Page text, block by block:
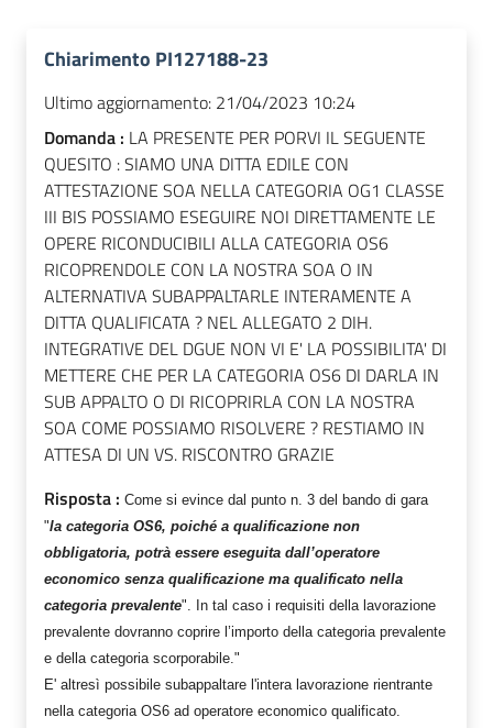
Chiarimento PI127188-23
Ultimo aggiornamento: 21/04/2023 10:24
Domanda : LA PRESENTE PER PORVI IL SEGUENTE
QUESITO : SIAMO UNA DITTA EDILE CON
ATTESTAZIONE SOA NELLA CATEGORIA OG1 CLASSE
III BIS POSSIAMO ESEGUIRE NOI DIRETTAMENTE LE
OPERE RICONDUCIBILI ALLA CATEGORIA OS6
RICOPRENDOLE CON LA NOSTRA SOA O IN
ALTERNATIVA SUBAPPALTARLE INTERAMENTE A
DITTA QUALIFICATA ? NEL ALLEGATO 2 DIH.
INTEGRATIVE DEL DGUE NON VI E' LA POSSIBILITA' DI
METTERE CHE PER LA CATEGORIA OS6 DI DARLA IN
SUB APPALTO O DI RICOPRIRLA CON LA NOSTRA
SOA COME POSSIAMO RISOLVERE ? RESTIAMO IN
ATTESA DI UN VS. RISCONTRO GRAZIE
Risposta : Come si evince dal punto n. 3 del bando di gara
"la categoria OS6, poiché a qualificazione non
obbligatoria, potrà essere eseguita dall’operatore
economico senza qualificazione ma qualificato nella
categoria prevalente". In tal caso i requisiti della lavorazione
prevalente dovranno coprire l’importo della categoria prevalente
e della categoria scorporabile."
E' altresì possibile subappaltare l'intera lavorazione rientrante
nella categoria OS6 ad operatore economico qualificato.